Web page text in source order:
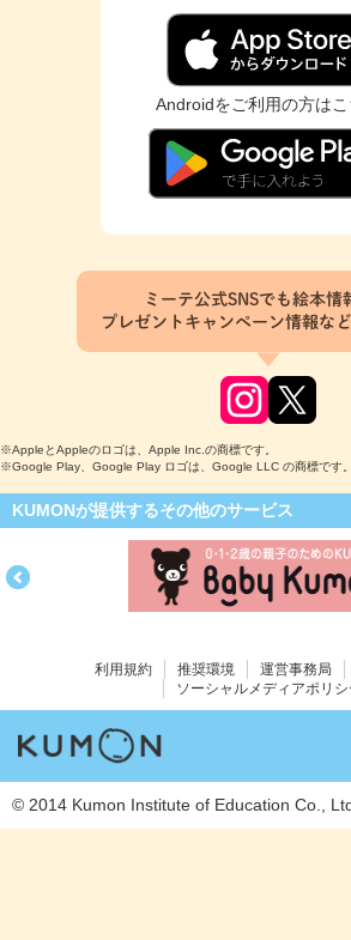
Androidをご利用の方はこ
ミーテ公式SNSでも絵本情
プレゼントキャンペーン情報な
※AppleとAppleのロゴは、Apple Inc.の商標です。
※Google Play、Google Play ロゴは、Google LLC の商標です。
KUMONが提供するその他のサービス
利用規約 推奨環境 運営事務局
ソーシャルメディアポリシ
© 2014 Kumon Institute of Education Co.,